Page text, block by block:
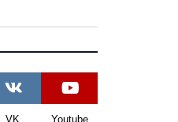
VK Youtube